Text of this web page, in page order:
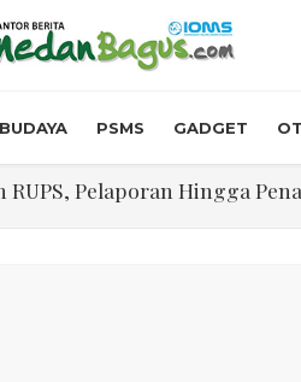
BUDAYA PSMS GADGET
Pelaporan Hingga